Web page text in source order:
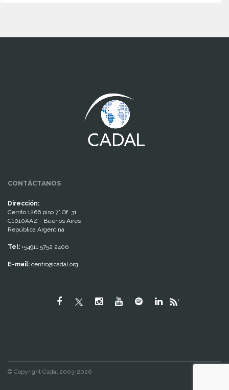
CONTÁCTANOS
Dirección:
Cerrito 1266 piso 7° Of. 31
C1010AAZ - Buenos Aires
República Argentina
Tel: +54911 5752 2406
E-mail: centro@cadal.org
"
© Copyright Cadal 2003-2026